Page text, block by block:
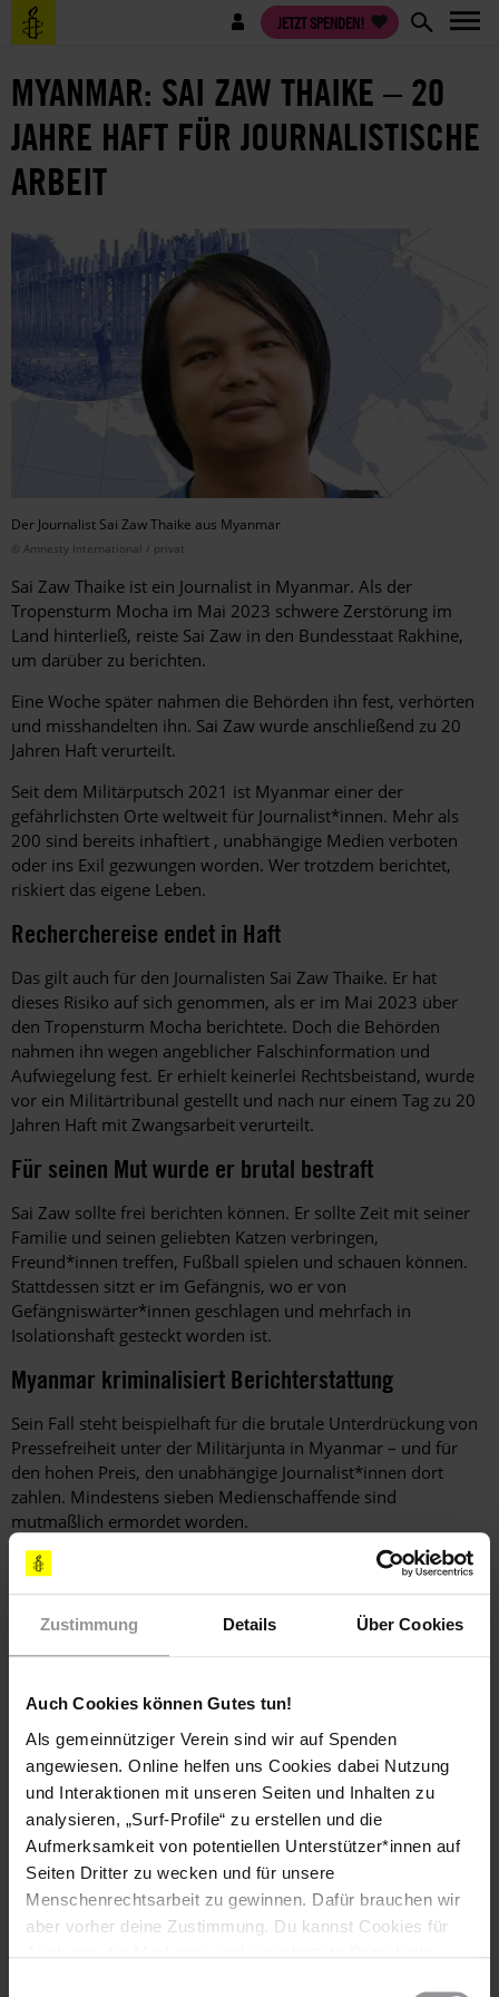
Zustimmung Details Über Cookies
Auch Cookies können Gutes tun!
Als gemeinnütziger Verein sind wir auf Spenden
angewiesen. Online helfen uns Cookies dabei Nutzung
und Interaktionen mit unseren Seiten und Inhalten zu
analysieren, „Surf-Profile“ zu erstellen und die
Aufmerksamkeit von potentiellen Unterstützer*innen auf
Seiten Dritter zu wecken und für unsere
Menschenrechtsarbeit zu gewinnen. Dafür brauchen wir
aber vorher deine Zustimmung. Du kannst Cookies für
Direkt
zum
Benutzermenü JETZT SPENDEN!
MYANMAR: SAI ZAW THAIKE – 20
JAHRE HAFT FÜR JOURNALISTISCHE
ARBEIT
Der Journalist Sai Zaw Thaike aus Myanmar
© Amnesty International / privat
Sai Zaw Thaike ist ein Journalist in Myanmar. Als der
Tropensturm Mocha im Mai 2023 schwere Zerstörung im
Land hinterließ, reiste Sai Zaw in den Bundesstaat Rakhine,
um darüber zu berichten.
Eine Woche später nahmen die Behörden ihn fest, verhörten
und misshandelten ihn. Sai Zaw wurde anschließend zu 20
Jahren Haft verurteilt.
Seit dem Militärputsch 2021 ist Myanmar einer der
gefährlichsten Orte weltweit für Journalist*innen. Mehr als
200 sind bereits inhaftiert , unabhängige Medien verboten
oder ins Exil gezwungen worden. Wer trotzdem berichtet,
riskiert das eigene Leben.
Recherchereise endet in Haft
Das gilt auch für den Journalisten Sai Zaw Thaike. Er hat
dieses Risiko auf sich genommen, als er im Mai 2023 über
den Tropensturm Mocha berichtete. Doch die Behörden
nahmen ihn wegen angeblicher Falschinformation und
Aufwiegelung fest. Er erhielt keinerlei Rechtsbeistand, wurde
vor ein Militärtribunal gestellt und nach nur einem Tag zu 20
Jahren Haft mit Zwangsarbeit verurteilt.
Für seinen Mut wurde er brutal bestraft
Sai Zaw sollte frei berichten können. Er sollte Zeit mit seiner
Familie und seinen geliebten Katzen verbringen,
Freund*innen treffen, Fußball spielen und schauen können.
Stattdessen sitzt er im Gefängnis, wo er von
Gefängniswärter*innen geschlagen und mehrfach in
Isolationshaft gesteckt worden ist.
Myanmar kriminalisiert Berichterstattung
Sein Fall steht beispielhaft für die brutale Unterdrückung von
Pressefreiheit unter der Militärjunta in Myanmar – und für
den hohen Preis, den unabhängige Journalist*innen dort
zahlen. Mindestens sieben Medienschaffende sind
mutmaßlich ermordet worden.
Werde aktiv und fordere die Militärbehörden in Myanmar
Sai Zaw Thaike muss sofort freigelassen werden.
Die Repression gegen Journalist*innen muss beendet
Diese Aktion ist beendet. Hier geht es zu aktuellen
Petitionen. Handle sofort!